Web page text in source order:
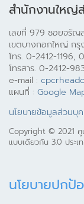
สำนักงานใหญ่
เลขที่ 979 ซอยจรัญ
เขตบางกอกใหญ่ ก
โทร. 0-2412-1196,
โทรสาร. 0-2412-
e-mail :
แผนที่ : Google
นโยบายข้อมูลส่วนบุ
Copyright © 2021 ศู
แบบเดียวกัน 3.0 ประเ
นโยบายปกป้